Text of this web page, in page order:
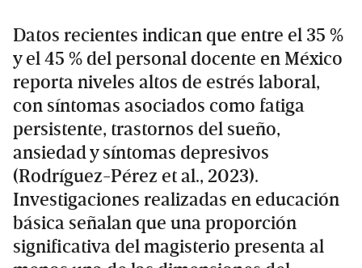
Datos recientes indican que entre el 35 %
y el 45 % del personal docente en México
reporta niveles altos de estrés laboral,
con síntomas asociados como fatiga
persistente, trastornos del sueño,
ansiedad y síntomas depresivos
(Rodríguez-Pérez et al., 2023).
Investigaciones realizadas en educación
básica señalan que una proporción
significativa del magisterio presenta al